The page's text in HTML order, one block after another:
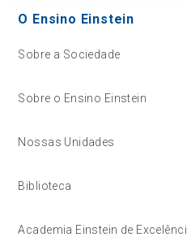
O Ensino Einstein
Sobre a Sociedade
Sobre o Ensino Einstein
Nossas Unidades
Biblioteca
Academia Einstein de